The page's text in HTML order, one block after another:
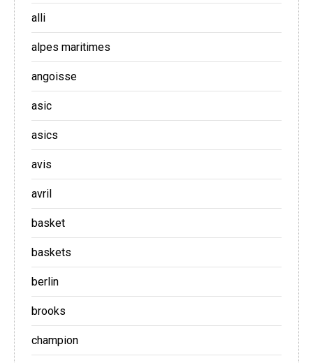
alli
alpes maritimes
angoisse
asic
asics
avis
avril
basket
baskets
berlin
brooks
champion